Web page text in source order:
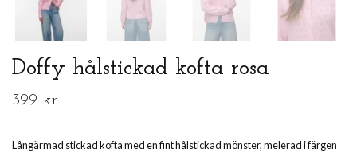
Doffy hålstickad kofta rosa
399 kr
Långärmad stickad kofta med en fint hålstickad mönster, melerad i färgen